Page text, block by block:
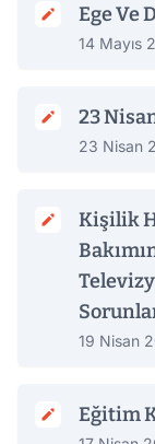
Ege Ve
14 Mayıs
23
23 Nisan
Kişilik
19 Nisan
Eğitim